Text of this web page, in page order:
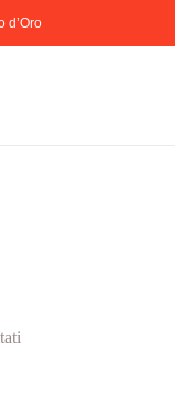
d’Oro
Close